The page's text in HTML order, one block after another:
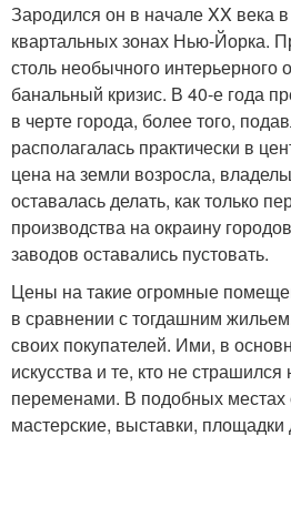
Зародился он в начале XX
квартальных зонах Нью-Йорка.
столь необычного интерьерного
банальный кризис. В 40-е года
в черте города, более того,
располагалась практически в
цена на земли возросла,
оставалась делать, как только
производства на окраину
заводов оставались пустовать.
Цены на такие огромные
в сравнении с тогдашним
своих покупателей. Ими, в
искусства и те, кто не
переменами. В подобных местах
мастерские, выставки,